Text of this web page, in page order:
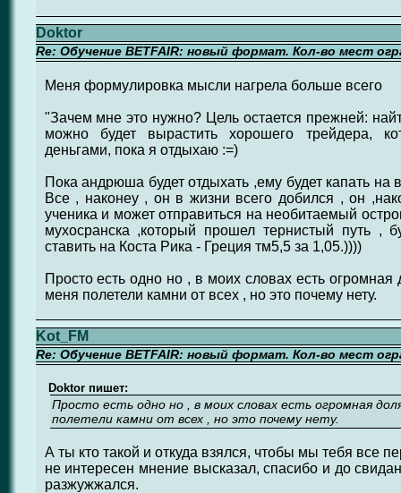
Doktor
Re: Обучение BETFAIR: новый формат. Кол-во мест
Меня формулировка мысли нагрела больше всего
"Зачем мне это нужно? Цель остается прежней:
можно будет вырастить хорошего трейдера,
деньгами, пока я отдыхаю :=)
Пока андрюша будет отдыхать ,ему будет капать на
Все , наконеу , он в жизни всего добился , он
ученика и может отправиться на необитаемый
мухосранска ,который прошел тернистый путь ,
ставить на Коста Рика - Греция тм5,5 за 1,05.))))
Просто есть одно но , в моих словах есть
меня полетели камни от всех , но это почему нету.
Kot_FM
Re: Обучение BETFAIR: новый формат. Кол-во мест
Doktor пишет:
Просто есть одно но , в моих словах есть огромная
полетели камни от всех , но это почему нету.
А ты кто такой и откуда взялся, чтобы мы тебя все
не интересен мнение высказал, спасибо и до
разжужжался.